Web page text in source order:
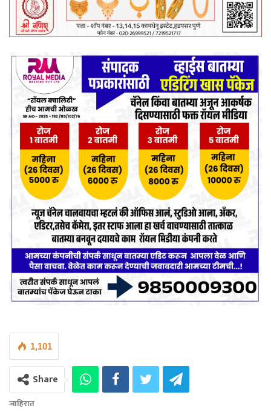
1,101
Share
जाहिरात